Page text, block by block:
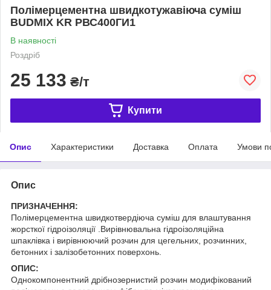
Полімерцементна швидкотужавіюча суміш
BUDMIX KR РВС400ГИ1
В наявності
Роздріб
25 133 ₴/т
Купити
Опис Характеристики Доставка Оплата Умови
Опис
ПРИЗНАЧЕННЯ:
Полімерцементна швидкотвердіюча суміш для влаштування
жорсткої гідроізоляції .Вирівнювальна гідроізоляційна
шпаклівка і вирівнюючий розчин для цегельних, розчинних,
бетонних і залізобетонних поверхонь.
ОПИС:
Однокомпонентний дрібнозернистий розчин модифікований